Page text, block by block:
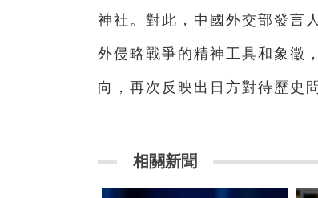
神社。對此，中國外交部發言
外侵略戰爭的精神工具和象徵
向，再次反映出日方對待歷史
相關新聞